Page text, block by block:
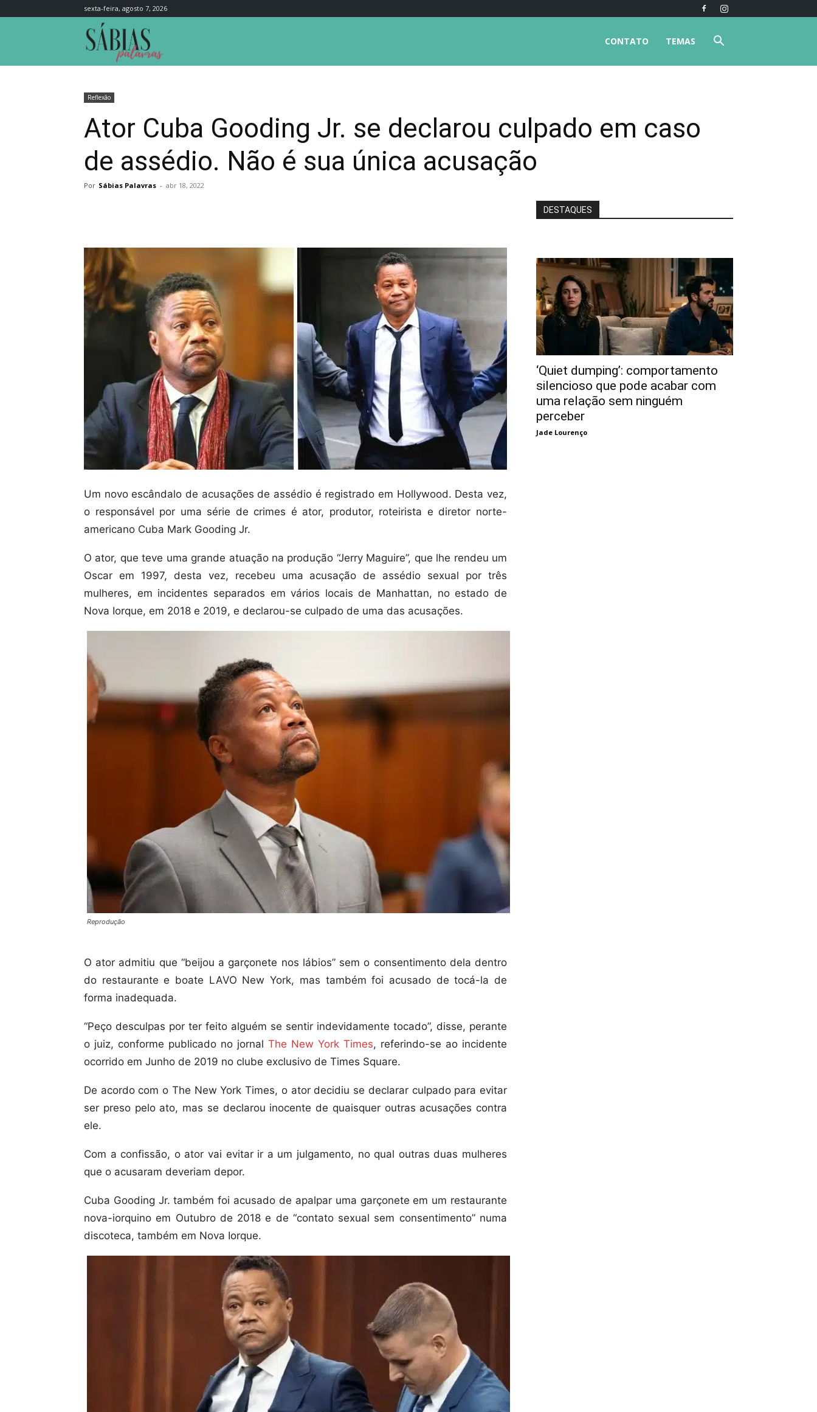
sexta-feira, agosto 7, 2026
TEMAS
CONTATO
Reflexão
Ator Cuba Gooding Jr. se declarou culpado em caso
de assédio. Não é sua única acusação
Por Sábias Palavras - abr 18, 2022
Um novo escândalo de acusações de assédio é registrado em Hollywood. Desta vez,
o responsável por uma série de crimes é ator, produtor, roteirista e diretor norte-
americano Cuba Mark Gooding Jr.
O ator, que teve uma grande atuação na produção “Jerry Maguire”, que lhe rendeu um
Oscar em 1997, desta vez, recebeu uma acusação de assédio sexual por três
mulheres, em incidentes separados em vários locais de Manhattan, no estado de
Nova Iorque, em 2018 e 2019, e declarou-se culpado de uma das acusações.
Reprodução
O ator admitiu que “beijou a garçonete nos lábios” sem o consentimento dela dentro
do restaurante e boate LAVO New York, mas também foi acusado de tocá-la de
forma inadequada.
“Peço desculpas por ter feito alguém se sentir indevidamente tocado”, disse, perante
o juiz, conforme publicado no jornal The New York Times, referindo-se ao incidente
ocorrido em Junho de 2019 no clube exclusivo de Times Square.
De acordo com o The New York Times, o ator decidiu se declarar culpado para evitar
ser preso pelo ato, mas se declarou inocente de quaisquer outras acusações contra
ele.
Com a confissão, o ator vai evitar ir a um julgamento, no qual outras duas mulheres
que o acusaram deveriam depor.
Cuba Gooding Jr. também foi acusado de apalpar uma garçonete em um restaurante
nova-iorquino em Outubro de 2018 e de “contato sexual sem consentimento” numa
discoteca, também em Nova Iorque.
DESTAQUES
‘Quiet dumping’: comportamento
silencioso que pode acabar com
uma relação sem ninguém
perceber
Jade Lourenço